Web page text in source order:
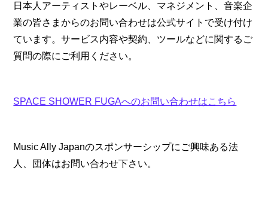
日本人アーティストやレーベル、マネジメント、音楽企
業の皆さまからのお問い合わせは公式サイトで受け付け
ています。サービス内容や契約、ツールなどに関するご
質問の際にご利用ください。
SPACE SHOWER FUGAへのお問い合わせはこちら
Music Ally Japanのスポンサーシップにご興味ある法
人、団体はお問い合わせ下さい。